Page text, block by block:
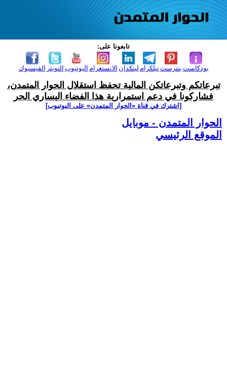
تابعونا على:
الفيسبوك التويتر اليوتيوب الانستغرام لينكدإن تيلكرامبنترست بودكاست
تبرعاتكم وتبرعاتكن المالية تحفظ استقلال الحوار المتمدن،
فشاركونا في دعم استمرارية هذا الفضاء اليساري الحر
[اشترك في قناة ‫«الحوار المتمدن» على اليوتيوب]
الحوار المتمدن - موبايل
الموقع الرئيسي